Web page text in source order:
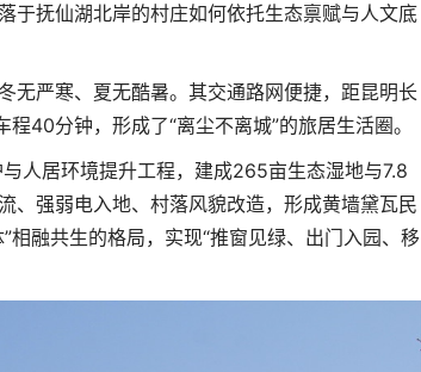
于抚仙湖北岸的村庄如何依托生态禀赋与人文底
严寒、夏无酷暑。其交通路网便捷，距昆明长
40分钟，形成了“离尘不离城”的旅居生活圈。
人居环境提升工程，建成265亩生态湿地与7.8
、强弱电入地、村落风貌改造，形成黄墙黛瓦民
融共生的格局，实现“推窗见绿、出门入园、移